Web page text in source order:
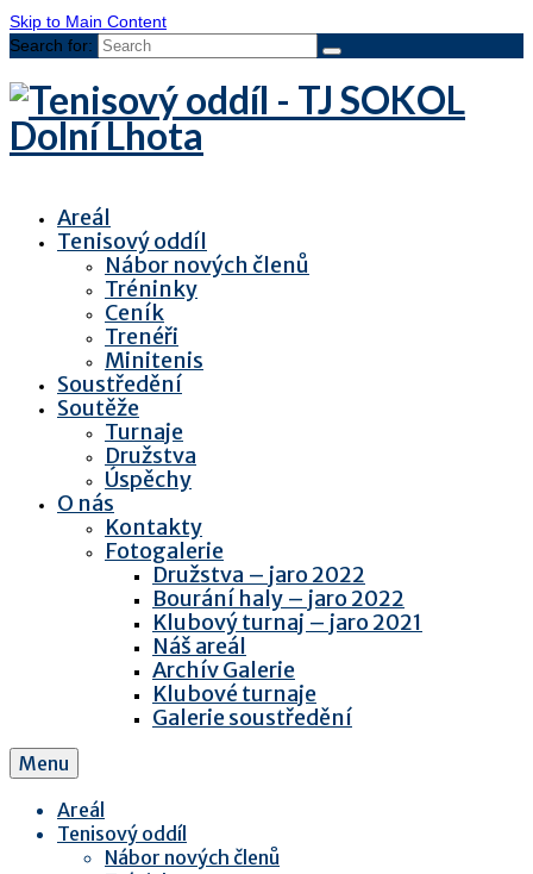
Skip to Main Content
Search for:
Areál
Tenisový oddíl
Nábor nových členů
Tréninky
Ceník
Trenéři
Minitenis
Soustředění
Soutěže
Turnaje
Družstva
Úspěchy
O nás
Kontakty
Fotogalerie
Družstva – jaro 2022
Bourání haly – jaro 2022
Klubový turnaj – jaro 2021
Náš areál
Archív Galerie
Klubové turnaje
Galerie soustředění
Menu
Areál
Tenisový oddíl
Nábor nových členů